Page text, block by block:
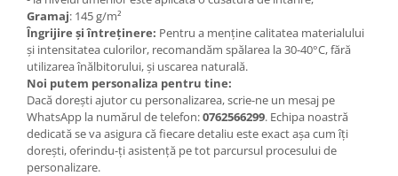
Gramaj: 145 g/m²
Îngrijire și întreținere: Pentru a menține calitatea materialului
și intensitatea culorilor, recomandăm spălarea la 30-40°C, fără
utilizarea înălbitorului, și uscarea naturală.
Noi putem personaliza pentru tine:
Dacă dorești ajutor cu personalizarea, scrie-ne un mesaj pe
WhatsApp la numărul de telefon:0762566299. Echipa noastră
dedicată se va asigura că fiecare detaliu este exact așa cum îți
dorești, oferindu-ți asistență pe tot parcursul procesului de
personalizare.